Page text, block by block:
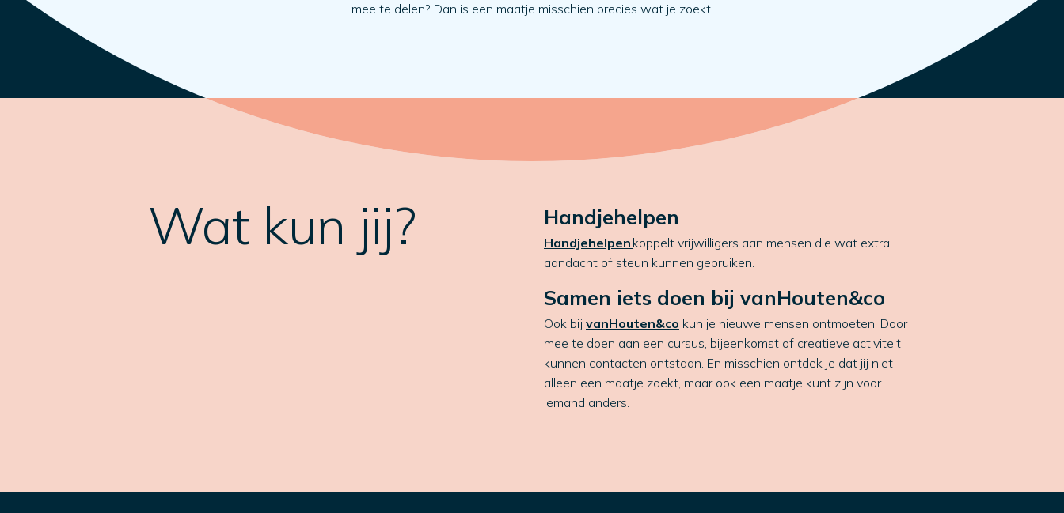
mee te delen? Dan is een maatje misschien precies wat je zoekt.
Wat kun jij? Handjehelpen
Handjehelpen koppelt vrijwilligers aan mensen die wat extra
aandacht of steun kunnen gebruiken.
Samen iets doen bij vanHouten&co
Ook bij vanHouten&co kun je nieuwe mensen ontmoeten. Door
mee te doen aan een cursus, bijeenkomst of creatieve activiteit
kunnen contacten ontstaan. En misschien ontdek je dat jij niet
alleen een maatje zoekt, maar ook een maatje kunt zijn voor
iemand anders.